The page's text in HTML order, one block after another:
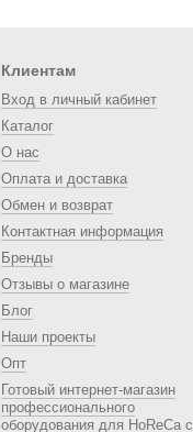
Клиентам
Вход в личный кабинет
Каталог
О нас
Оплата и доставка
Обмен и возврат
Контактная информация
Бренды
Отзывы о магазине
Блог
Наши проекты
Опт
Готовый интернет-магазин
профессионального
оборудования для HoReCa с